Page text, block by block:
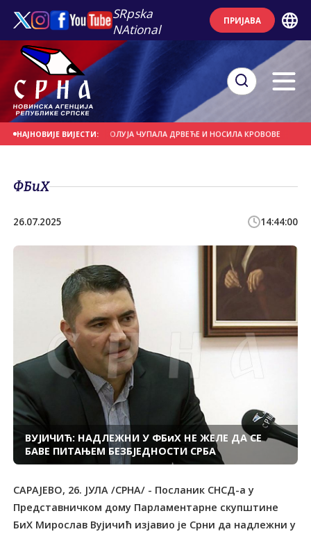
SRpska
NAtional
ПРИЈАВА
НАЈНОВИЈЕ ВИЈЕСТИ:
НА ДАНАШЊИ ДАН ОЛУЈА ЧУПАЛА ДРВЕЋЕ И НОСИЛА КРОВОВЕ ЈАКИ
ФБиХ
26.07.2025 14:44:00
ВУЈИЧИЋ: НАДЛЕЖНИ У ФБиХ НЕ ЖЕЛЕ ДА СЕ
БАВЕ ПИТАЊЕМ БЕЗБЈЕДНОСТИ СРБА
САРАЈЕВО, 26. ЈУЛА /СРНА/ - Посланик СНСД-а у
Представничком дому Парламентарне скупштине
БиХ Мирослав Вујичић изјавио је Срни да надлежни у